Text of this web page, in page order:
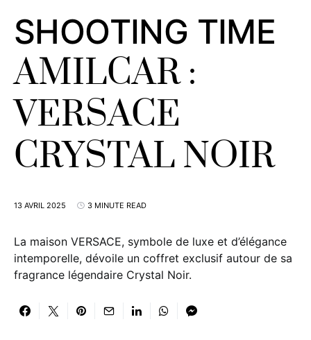
SHOOTING TIME
AMILCAR :
VERSACE
CRYSTAL NOIR
13 AVRIL 2025 3 MINUTE READ
La maison VERSACE, symbole de luxe et d’élégance
intemporelle, dévoile un coffret exclusif autour de sa
fragrance légendaire Crystal Noir.